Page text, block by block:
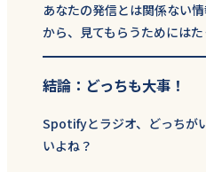
あなたの発信とは関係ない
から、見てもらうためには
結論：どっちも大事！
Spotifyとラジオ、どっちが
いよね？